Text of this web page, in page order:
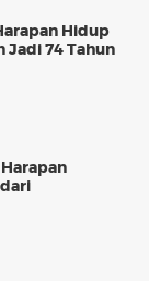
Hidup
Jadi 74 Tahun